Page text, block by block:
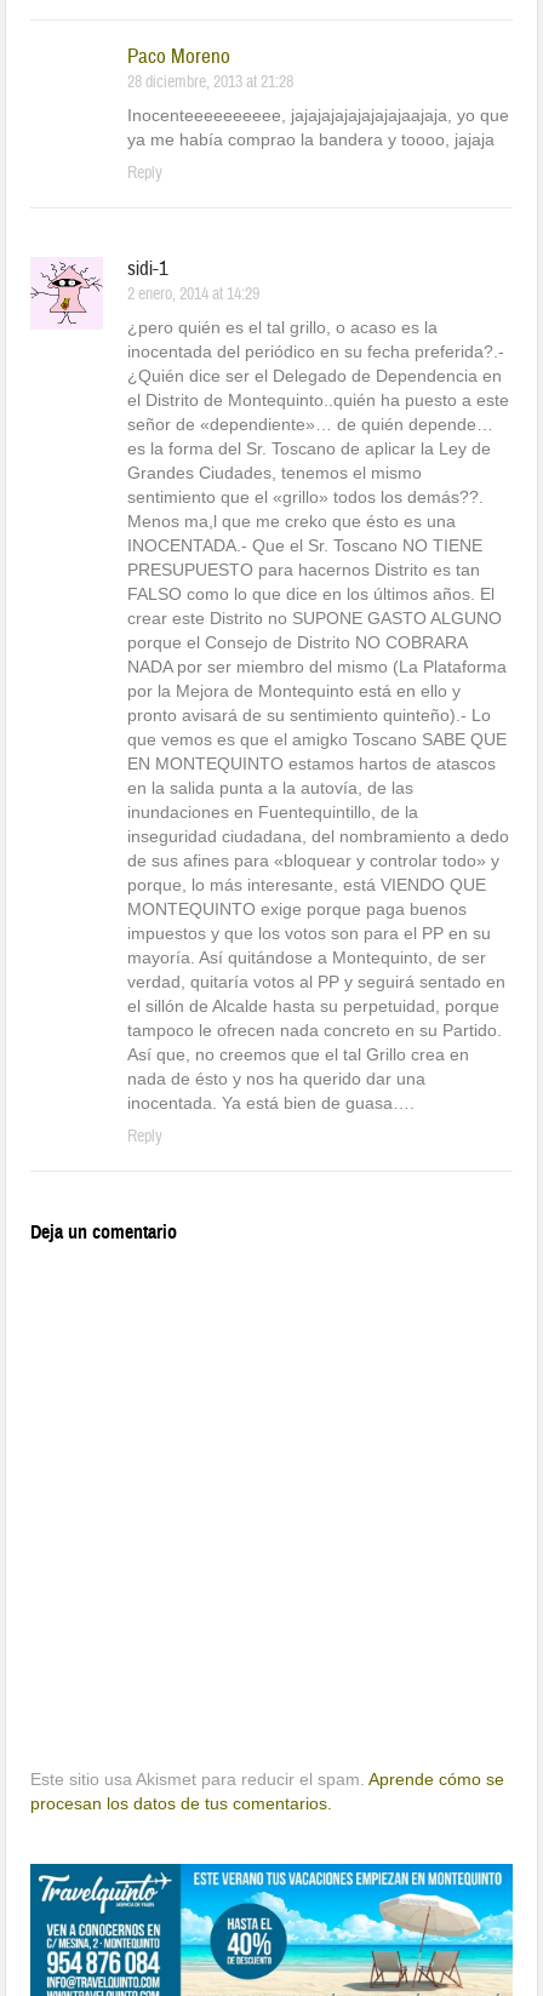
Paco Moreno
28 diciembre, 2013 at 21:28
Inocenteeeeeeeeee, jajajajajajajajajaajaja, yo que
ya me había comprao la bandera y toooo, jajaja
Reply
sidi-1
2 enero, 2014 at 14:29
¿pero quién es el tal grillo, o acaso es la
inocentada del periódico en su fecha preferida?.-
¿Quién dice ser el Delegado de Dependencia en
el Distrito de Montequinto..quién ha puesto a este
señor de «dependiente»… de quién depende…
es la forma del Sr. Toscano de aplicar la Ley de
Grandes Ciudades, tenemos el mismo
sentimiento que el «grillo» todos los demás??.
Menos ma,l que me creko que ésto es una
INOCENTADA.- Que el Sr. Toscano NO TIENE
PRESUPUESTO para hacernos Distrito es tan
FALSO como lo que dice en los últimos años. El
crear este Distrito no SUPONE GASTO ALGUNO
porque el Consejo de Distrito NO COBRARA
NADA por ser miembro del mismo (La Plataforma
por la Mejora de Montequinto está en ello y
pronto avisará de su sentimiento quinteño).- Lo
que vemos es que el amigko Toscano SABE QUE
EN MONTEQUINTO estamos hartos de atascos
en la salida punta a la autovía, de las
inundaciones en Fuentequintillo, de la
inseguridad ciudadana, del nombramiento a dedo
de sus afines para «bloquear y controlar todo» y
porque, lo más interesante, está VIENDO QUE
MONTEQUINTO exige porque paga buenos
impuestos y que los votos son para el PP en su
mayoría. Así quitándose a Montequinto, de ser
verdad, quitaría votos al PP y seguirá sentado en
el sillón de Alcalde hasta su perpetuidad, porque
tampoco le ofrecen nada concreto en su Partido.
Así que, no creemos que el tal Grillo crea en
nada de ésto y nos ha querido dar una
inocentada. Ya está bien de guasa….
Reply
Deja un comentario
Este sitio usa Akismet para reducir el spam.Aprende cómo se
procesan los datos de tus comentarios.